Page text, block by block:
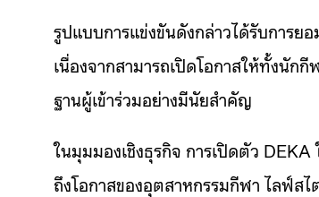
รูปแบบการแข่งขันดังกล่าวได้รับการย
เนื่องจากสามารถเปิดโอกาสให้ทั้งนัก
ฐานผู้เข้าร่วมอย่างมีนัยสำคัญ
ในมุมมองเชิงธุรกิจ การเปิดตัว
ถึงโอกาสของอุตสาหกรรมกีฬา ไลฟ์